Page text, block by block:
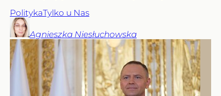
PolitykaTylko u Nas
Agnieszka Niesłuchowska